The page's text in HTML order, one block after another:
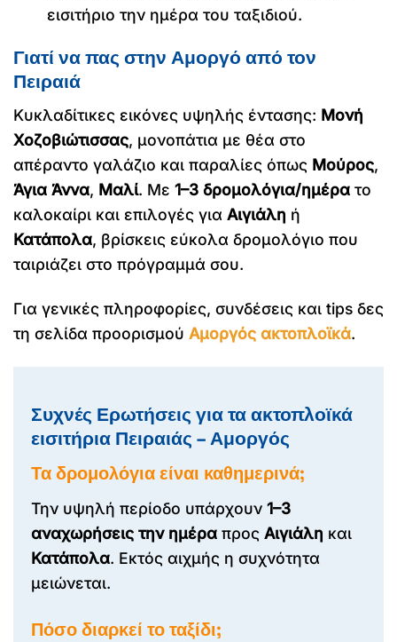
εισιτήριο την ημέρα του ταξιδιού.
Γιατί να πας στην Αμοργό από τον
Πειραιά
Κυκλαδίτικες εικόνες υψηλής έντασης: Μονή
Χοζοβιώτισσας, μονοπάτια με θέα στο
απέραντο γαλάζιο και παραλίες όπως Μούρος,
Άγια Άννα, Μαλί. Με 1–3 δρομολόγια/ημέρα το
καλοκαίρι και επιλογές για Αιγιάλη ή
Κατάπολα, βρίσκεις εύκολα δρομολόγιο που
ταιριάζει στο πρόγραμμά σου.
Για γενικές πληροφορίες, συνδέσεις και tips δες
τη σελίδα προορισμού Αμοργός ακτοπλοϊκά.
Συχνές Ερωτήσεις για τα ακτοπλοϊκά
εισιτήρια Πειραιάς – Αμοργός
Τα δρομολόγια είναι καθημερινά;
Την υψηλή περίοδο υπάρχουν 1–3
αναχωρήσεις την ημέρα προς Αιγιάλη και
Κατάπολα. Εκτός αιχμής η συχνότητα
μειώνεται.
Πόσο διαρκεί το ταξίδι;